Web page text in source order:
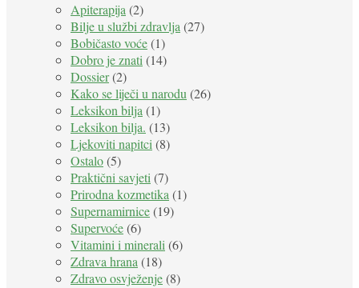
Apiterapija (2)
Bilje u službi zdravlja (27)
Bobičasto voće(1)
Dobro je znati (14)
Dossier(2)
Kako se liječi u narodu (26)
Leksikon bilja (1)
Leksikon bilja. (13)
Ljekoviti napitci (8)
Ostalo(5)
Praktični savjeti (7)
Prirodna kozmetika (1)
Supernamirnice(19)
Supervoće(6)
Vitamini i minerali (6)
Zdrava hrana (18)
Zdravo osvježenje(8)